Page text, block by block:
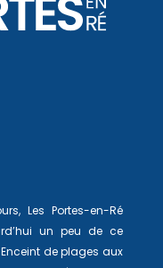
Les Portes-en-Ré
un peu de ce
de plages aux